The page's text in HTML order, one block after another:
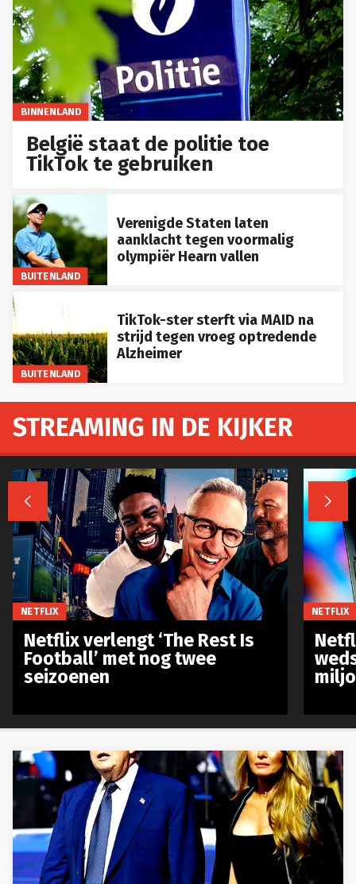
BINNENLAND
België staat de politie toe
TikTok te gebruiken
BUITENLAND
Verenigde Staten laten
aanklacht tegen voormalig
olympiër Hearn vallen
BUITENLAND
TikTok-ster sterft via MAID na
strijd tegen vroeg optredende
Alzheimer
STREAMING IN DE KIJKER
 
NETFLIX
Netflix verlengt ‘The Rest Is
Football’ met nog twee
seizoenen
NETFLIX